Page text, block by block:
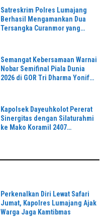
Satreskrim Polres Lumajang
Berhasil Mengamankan Dua
Tersangka Curanmor yang
Semangat Kebersamaan Warnai
Nobar Semifinal Piala Dunia
2026 di GOR Tri Dharma Yonif
Kapolsek Dayeuhkolot Pererat
Sinergitas dengan Silaturahmi
ke Mako Koramil 2407
Perkenalkan Diri Lewat Safari
Jumat, Kapolres Lumajang Ajak
Warga Jaga Kamtibmas